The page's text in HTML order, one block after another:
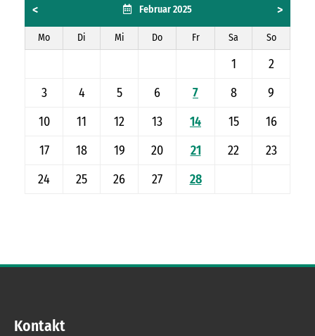
< Februar 2025 >
Mo Di Mi Do Fr Sa So
1
2
3
4 5 6 7 8
9
10
11 12 13 14 15
16
17
18 19 20 21 22
23
24
25 26 27 28
Kontakt